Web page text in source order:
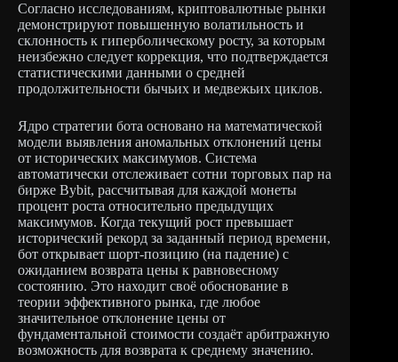
Согласно исследованиям, криптовалютные рынки
демонстрируют повышенную волатильность и
склонность к гиперболическому росту, за которым
неизбежно следует коррекция, что подтверждается
статистическими данными о средней
продолжительности бычьих и медвежьих циклов.
Ядро стратегии бота основано на математической
модели выявления аномальных отклонений цены
от исторических максимумов. Система
автоматически отслеживает сотни торговых пар на
бирже Bybit, рассчитывая для каждой монеты
процент роста относительно предыдущих
максимумов. Когда текущий рост превышает
исторический рекорд за заданный период времени,
бот открывает шорт-позицию (на падение) с
ожиданием возврата цены к равновесному
состоянию. Это находит своё обоснование в
теории эффективного рынка, где любое
значительное отклонение цены от
фундаментальной стоимости создаёт арбитражную
возможность для возврата к среднему значению.